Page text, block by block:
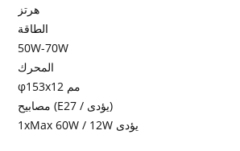
هرتز
الطاقة
50W-70W
المحرك
φ153x12 مم
مصابيح (E27 / يؤدى)
1xMax 60W / 12W يؤدى